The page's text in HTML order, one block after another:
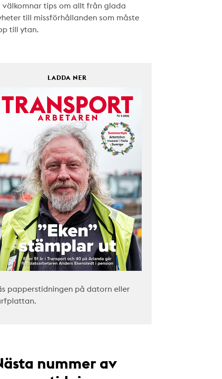
välkomnar tips om allt från glada
till missförhållanden som måste
till ytan.
LADDA NER
papperstidningen på datorn eller
nummer av